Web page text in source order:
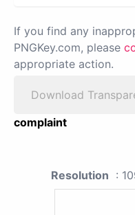
If you find any
PNGKey.com, please
appropriate action.
Download
complaint
Resolution :